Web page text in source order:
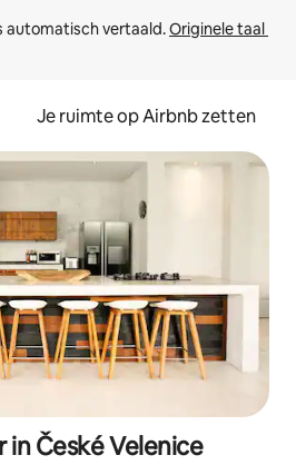
automatisch vertaald. Originele taal
Je ruimte op Airbnb zetten
České Velenice